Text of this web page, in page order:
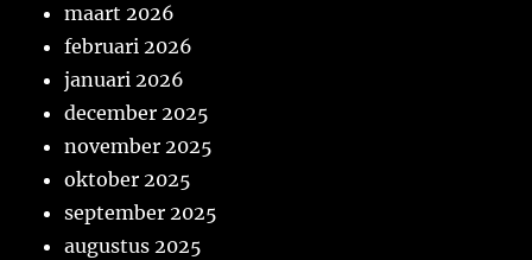
maart 2026
februari 2026
januari 2026
december 2025
november 2025
oktober 2025
september 2025
augustus 2025